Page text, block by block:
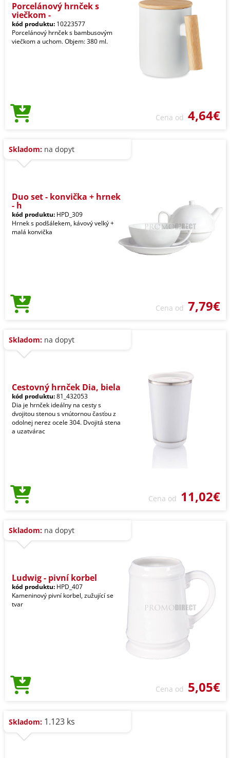
Porcelánový hrnček s
viečkom -
kód produktu: 10223577
Porcelánový hrnček s bambusovým
viečkom a uchom. Objem: 380 ml.
Cena od 4,64€
Skladom: na dopyt
Duo set - konvička + hrnek
- h
kód produktu: HPD_309
Hrnek s podšálekem, kávový velký +
malá konvička
Cena od 7,79€
Skladom: na dopyt
Cestovný hrnček Dia, biela
kód produktu:81_432053
Dia je hrnček ideálny na cesty s
dvojitou stenou s vnútornou časťou z
odolnej nerez ocele 304. Dvojitá stena
a uzatvárac
Cena od 11,02€
Skladom: na dopyt
Ludwig - pivní korbel
kód produktu: HPD_407
Kameninový pivní korbel, zužující se
tvar
Cena od 5,05€
Skladom: 1.123 ks